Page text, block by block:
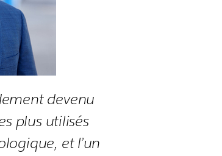
devenu
plus utilisés
et l’un